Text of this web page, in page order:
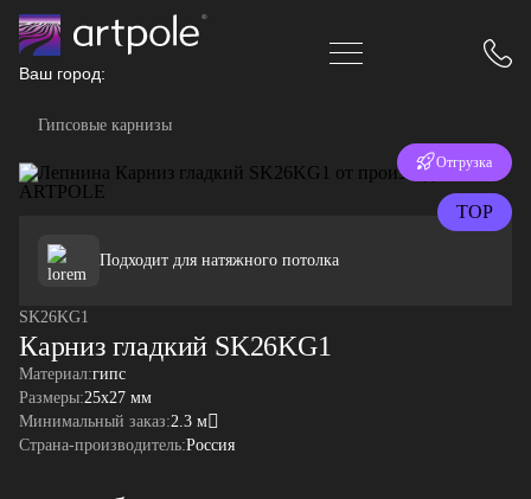
Ваш город:
Гипсовые карнизы
Отгрузка
за 24 часа
TOP
Подходит для натяжного потолка
SK26KG1
Карниз гладкий SK26KG1
Материал:гипс
Размеры:25x27 мм
Минимальный заказ:2.3 м
Страна-производитель:Россия